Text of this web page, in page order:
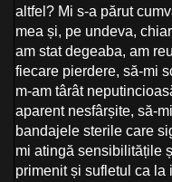
altfel? Mi s-a părut
mea și, pe undeva,
am stat degeaba, am
fiecare pierdere, să-mi
m-am târât
aparent nesfârșite, să-
bandajele sterile care
mi atingă sensibilitățile
primenit și sufletul ca la